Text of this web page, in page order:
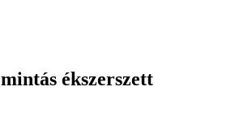
ékszerszett